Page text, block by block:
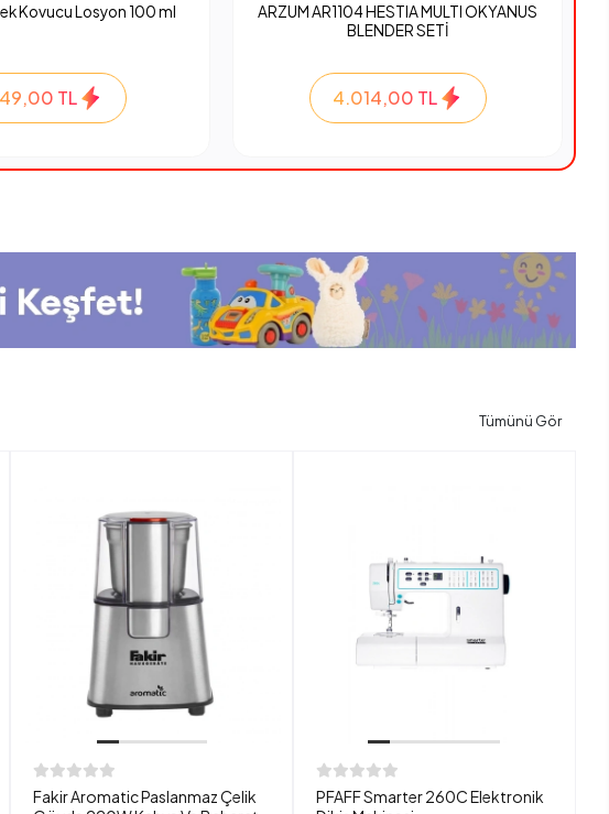
Kovucu Losyon 100 ml
TL
ARZUM AR1104 HESTIA MULTI OKYANUS
BLENDER SETİ
4.014,00 TL
Tümünü Gör
Fakir Aromatic Paslanmaz Çelik
PFAFF Smarter 260C Elektronik